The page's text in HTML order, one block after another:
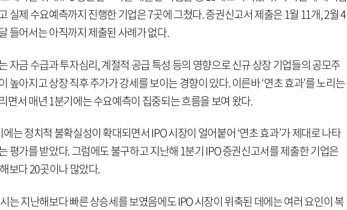
실제 수요예측까지 진행한 기업은 7곳에 그쳤다. 증권신고서 제출은 1월 11개, 2월 4
들어서는 아직까지 제출된 사례가 없다.
자금 수급과 투자심리, 계절적 공급 특성 등의 영향으로 신규 상장 기업들의 공모주
높아지고 상장 직후 주가가 강세를 보이는 경향이 있다. 이른바 ‘연초 효과’를 노리는
면서 매년 1분기에는 수요예측이 집중되는 흐름을 보여 왔다.
는 정치적 불확실성이 확대되면서 IPO 시장이 얼어붙어 ‘연초 효과’가 제대로 나타
평가를 받았다. 그럼에도 불구하고 지난해 1분기 IPO 증권신고서를 제출한 기업은
보다 20곳이나 많았다.
는 지난해보다 빠른 상승세를 보였음에도 IPO 시장이 위축된 데에는 여러 요인이 복